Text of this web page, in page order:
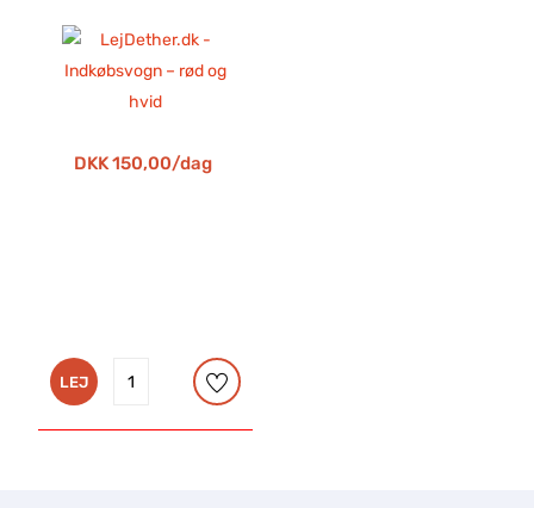
DKK 150,00/dag
LEJ